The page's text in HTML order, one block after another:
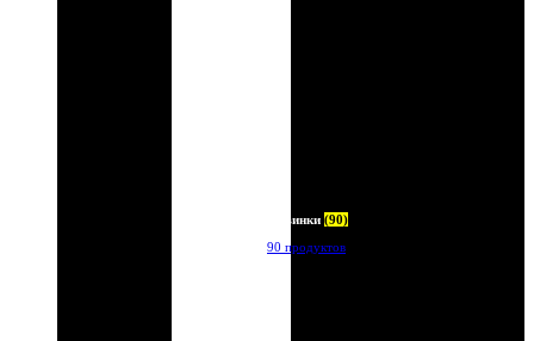
Новинки (90)
90 продуктов